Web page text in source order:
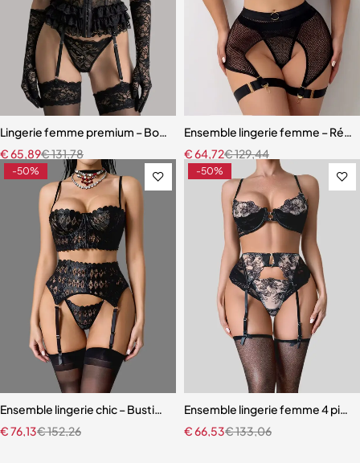
Lingerie femme premium – Body en dentelle florale avec
€131,78
€65,89
Ensemble lingerie femme –
€129,44
€64,72
-50%
Ensemble lingerie chic – Bustier sculptant avec porte-jarretelles et
€152,26
€76,13
-50%
Ensemble lingerie femme 4
€133,06
€66,53